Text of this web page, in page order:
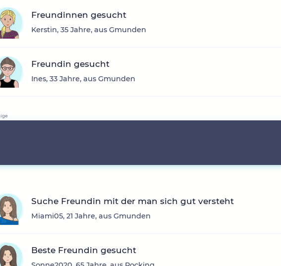
Freundinnen gesucht
Kerstin, 35 Jahre, aus Gmunden
Freundin gesucht
Ines, 33 Jahre, aus Gmunden
Suche Freundin mit der man sich gut versteht
Miami05, 21 Jahre, aus Gmunden
Beste Freundin gesucht